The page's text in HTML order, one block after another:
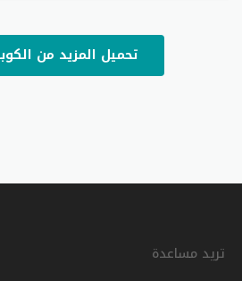
تحميل المزيد من
تريد مساعدة